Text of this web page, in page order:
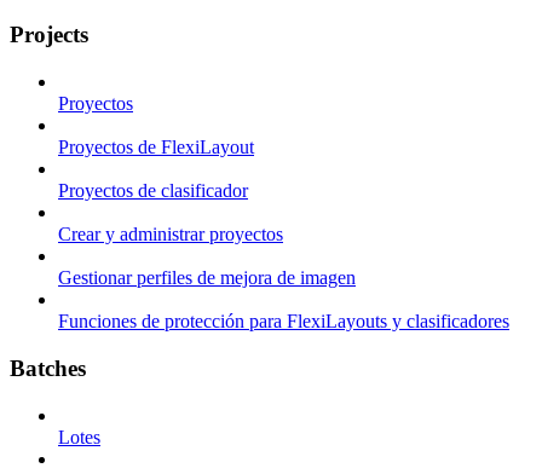
Projects
Proyectos
Proyectos de FlexiLayout
Proyectos de clasificador
Crear y administrar proyectos
Gestionar perfiles de mejora de imagen
Funciones de protección para FlexiLayouts y clasificadores
Batches
Lotes